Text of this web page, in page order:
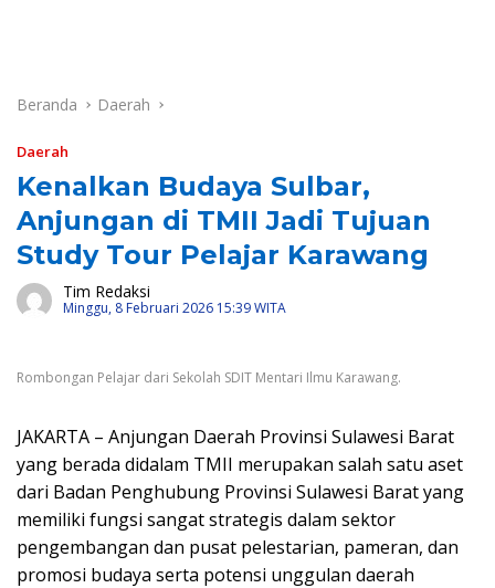
Beranda Daerah
Daerah
Kenalkan Budaya Sulbar,
Anjungan di TMII Jadi Tujuan
Study Tour Pelajar Karawang
Tim Redaksi
Minggu, 8 Februari 2026 15:39 WITA
Rombongan Pelajar dari Sekolah SDIT Mentari Ilmu Karawang.
JAKARTA – Anjungan Daerah Provinsi Sulawesi Barat
yang berada didalam TMII merupakan salah satu aset
dari Badan Penghubung Provinsi Sulawesi Barat yang
memiliki fungsi sangat strategis dalam sektor
pengembangan dan pusat pelestarian, pameran, dan
promosi budaya serta potensi unggulan daerah